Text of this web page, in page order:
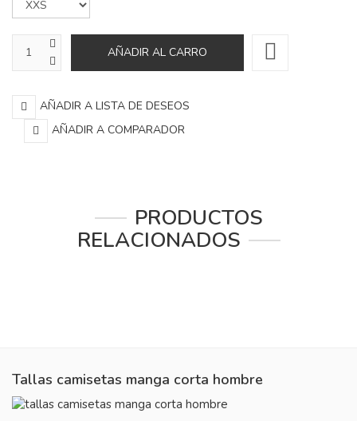
AÑADIR A LISTA DE DESEOS
AÑADIR A COMPARADOR
PRODUCTOS
RELACIONADOS
Tallas camisetas manga corta hombre